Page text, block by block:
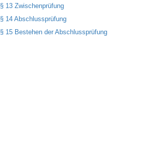
§ 13 Zwischenprüfung
§ 14 Abschlussprüfung
§ 15 Bestehen der Abschlussprüfung